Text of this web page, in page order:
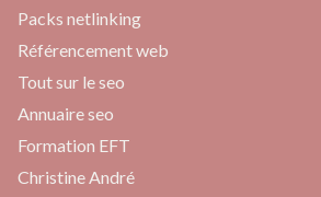
Packs netlinking
Référencement web
Tout sur le seo
Annuaire seo
Formation EFT
Christine André